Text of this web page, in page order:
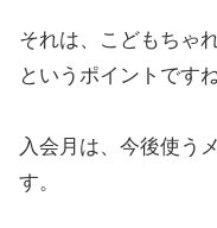
それは、こどもちゃ
というポイントですね
入会月は、今後使う
す。